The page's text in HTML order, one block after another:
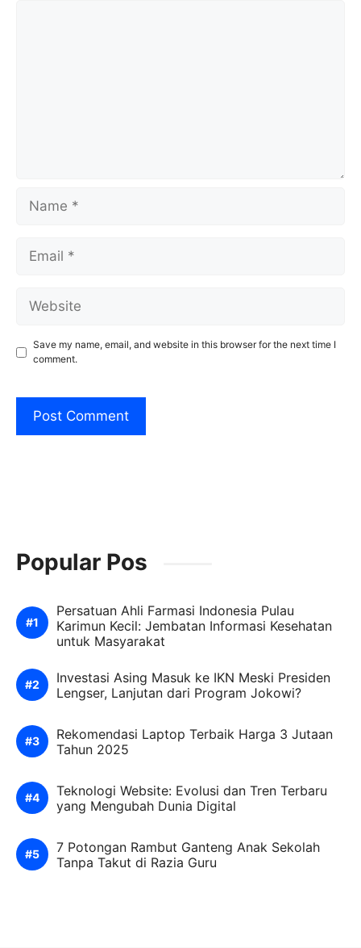
Name
Email
Website
Save my name, email, and website in this browser for the next time I
comment.
Popular Pos
Persatuan Ahli Farmasi Indonesia Pulau
Karimun Kecil: Jembatan Informasi Kesehatan
untuk Masyarakat
Investasi Asing Masuk ke IKN Meski Presiden
Lengser, Lanjutan dari Program Jokowi?
Rekomendasi Laptop Terbaik Harga 3 Jutaan
Tahun 2025
Teknologi Website: Evolusi dan Tren Terbaru
yang Mengubah Dunia Digital
7 Potongan Rambut Ganteng Anak Sekolah
Tanpa Takut di Razia Guru